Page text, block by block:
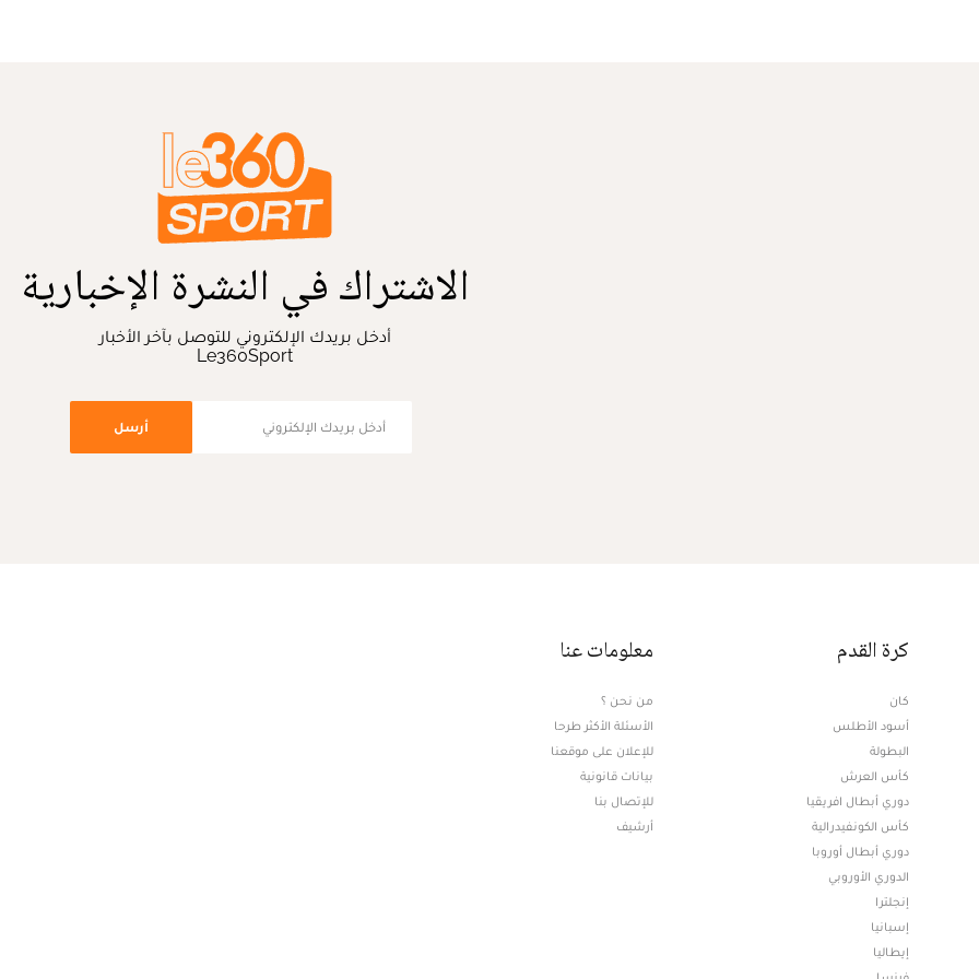
الاشتراك في النشرة الإخبارية
أدخل بريدك الإلكتروني للتوصل بآخر الأخبار
Le360Sport
أرسل
كرة القدم
كان
أسود الأطلس
البطولة
كأس العرش
دوري أبطال افريقيا
كأس الكونفيدرالية
دوري أبطال أوروبا
الدوري الأوروبي
إنجلترا
إسبانيا
إيطاليا
معلومات عنا
من نحن ؟
الأسئلة الأكثر طرحا
للإعلان على موقعنا
بيانات قانونية
للإتصال بنا
أرشيف